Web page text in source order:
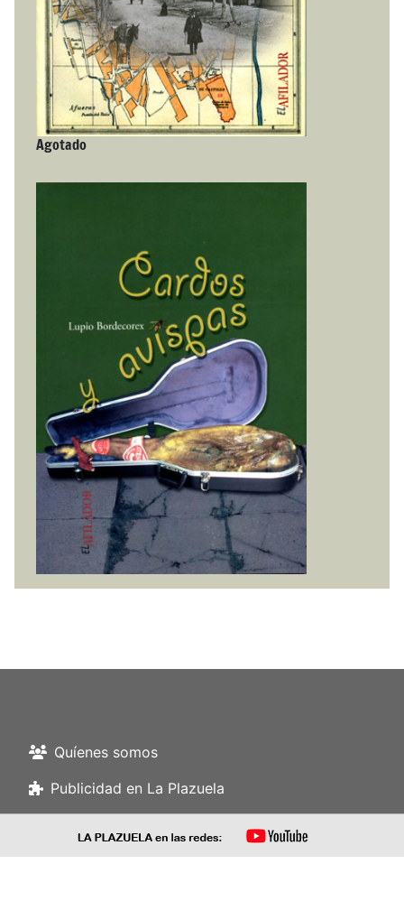
Agotado
Quíenes somos
Publicidad en La Plazuela